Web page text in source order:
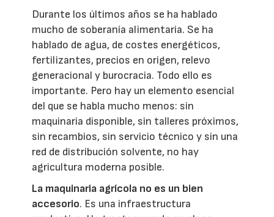
Durante los últimos años se ha hablado
mucho de soberanía alimentaria. Se ha
hablado de agua, de costes energéticos,
fertilizantes, precios en origen, relevo
generacional y burocracia. Todo ello es
importante. Pero hay un elemento esencial
del que se habla mucho menos: sin
maquinaria disponible, sin talleres próximos,
sin recambios, sin servicio técnico y sin una
red de distribución solvente, no hay
agricultura moderna posible.
La maquinaria agrícola no es un bien
accesorio. Es una infraestructura